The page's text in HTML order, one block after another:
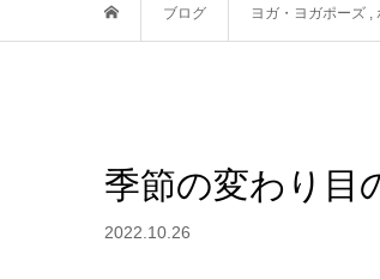
ブログ ヨガ・ヨガポーズ ,
季節の変わり目
2022.10.26